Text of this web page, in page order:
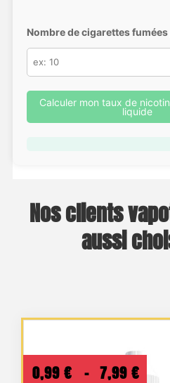
Nombre de cigarettes fumées
Calculer mon taux de
liquide
Nos clients
aussi
0,99 € – 7,99 € Plage